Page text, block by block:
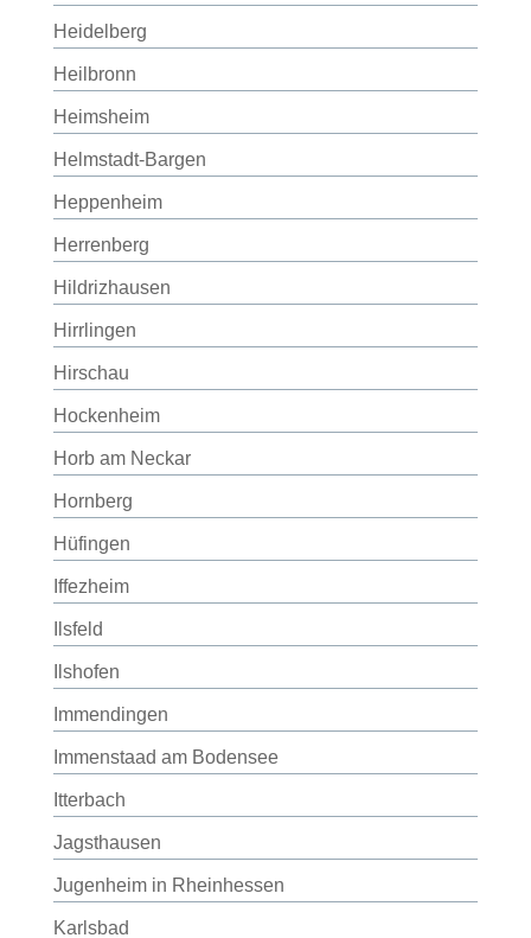
Heidelberg
Heilbronn
Heimsheim
Helmstadt-Bargen
Heppenheim
Herrenberg
Hildrizhausen
Hirrlingen
Hirschau
Hockenheim
Horb am Neckar
Hornberg
Hüfingen
Iffezheim
Ilsfeld
Ilshofen
Immendingen
Immenstaad am Bodensee
Itterbach
Jagsthausen
Jugenheim in Rheinhessen
Karlsbad